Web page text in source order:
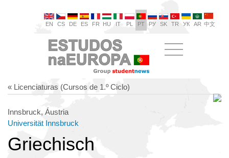
EN CS DE ES FR HU IT PL PT РУ SK TR УК AR 中文
« Licenciaturas (Cursos de 1.º Ciclo)
Innsbruck, Áustria
Universität Innsbruck
Griechisch